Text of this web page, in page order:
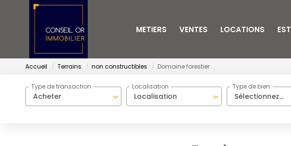
METIERS VENTES LOCATIONS
Accueil Terrains non constructibles Domaine forestier
Acheter
Type de transaction
Localisation
Localisation
Sélectionnez...
Type de bien